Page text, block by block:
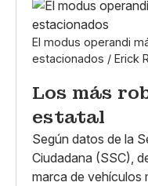
El modus operandi
estacionados / Erick
Los más
estatal
Según datos de la
Ciudadana (SSC),
marca de vehículos